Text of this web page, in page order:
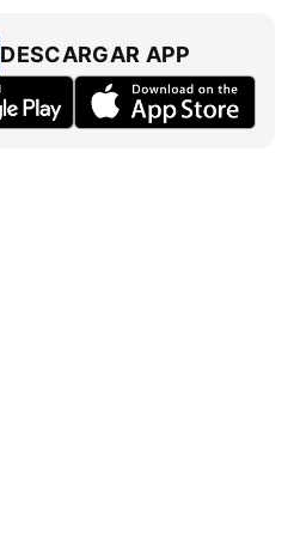
DESCARGAR APP